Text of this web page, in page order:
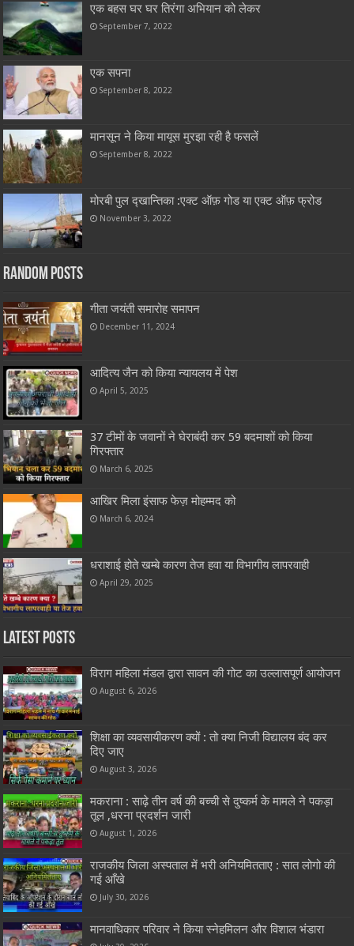
एक बहस घर घर तिरंगा अभियान को लेकर
September 7, 2022
एक सपना
September 8, 2022
मानसून ने किया मायूस मुरझा रही है फसलें
September 8, 2022
मोरबी पुल द्खान्तिका :एक्ट ऑफ़ गोड या एक्ट ऑफ़ फ्रोड
November 3, 2022
Random Posts
गीता जयंती समारोह समापन
December 11, 2024
आदित्य जैन को किया न्यायलय में पेश
April 5, 2025
37 टीमों के जवानों ने घेराबंदी कर 59 बदमाशों को किया
गिरफ्तार
March 6, 2025
आखिर मिला इंसाफ फेज़ मोहम्मद को
March 6, 2024
धराशाई होते खम्बे कारण तेज हवा या विभागीय लापरवाही
April 29, 2025
Latest Posts
विराग महिला मंडल द्वारा सावन की गोट का उल्लासपूर्ण आयोजन
August 6, 2026
शिक्षा का व्यवसायीकरण क्यों : तो क्या निजी विद्यालय बंद कर
दिए जाए
August 3, 2026
मकराना : साढ़े तीन वर्ष की बच्ची से दुष्कर्म के मामले ने पकड़ा
तूल ,धरना प्रदर्शन जारी
August 1, 2026
राजकीय जिला अस्पताल में भरी अनियमितताए : सात लोगो की
गई आँखे
July 30, 2026
मानवाधिकार परिवार ने किया स्नेहमिलन और विशाल भंडारा